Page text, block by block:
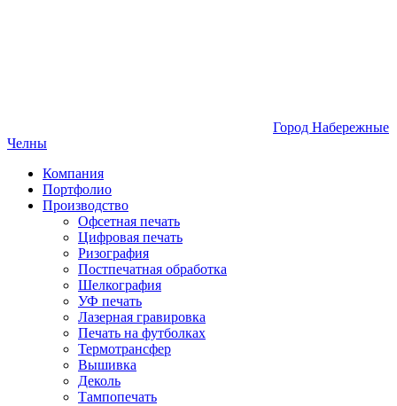
Город Набережные
Челны
Компания
Портфолио
Производство
Офсетная печать
Цифровая печать
Ризография
Постпечатная обработка
Шелкография
УФ печать
Лазерная гравировка
Печать на футболках
Термотрансфер
Вышивка
Деколь
Тампопечать